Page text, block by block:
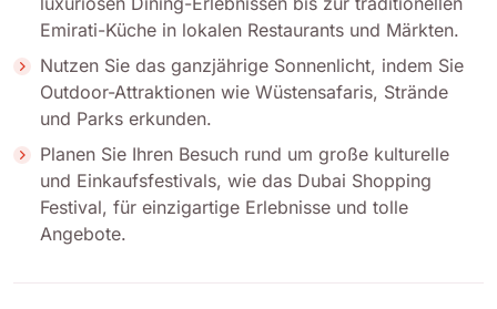
Emirati-Küche in lokalen Restaurants und Märkten.
Nutzen Sie das ganzjährige Sonnenlicht, indem Sie
Outdoor-Attraktionen wie Wüstensafaris, Strände
und Parks erkunden.
Planen Sie Ihren Besuch rund um große kulturelle
und Einkaufsfestivals, wie das Dubai Shopping
Festival, für einzigartige Erlebnisse und tolle
Angebote.